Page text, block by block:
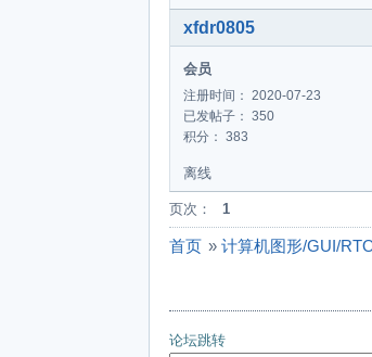
xfdr0805
会员
注册时间： 2020-07-23
已发帖子： 350
积分： 383
离线
页次： 1
首页 » 计算机图形/GUI/
论坛跳转